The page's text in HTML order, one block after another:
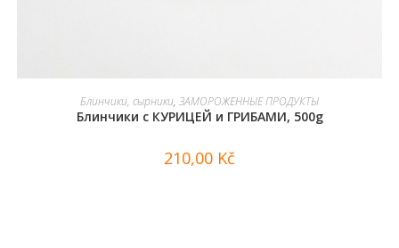
В КОРЗИНУ
Блинчики, сырники, ЗАМОРОЖЕННЫЕ ПРОДУКТЫ
Блинчики с КУРИЦЕЙ и ГРИБАМИ, 500g
210,00 Kč